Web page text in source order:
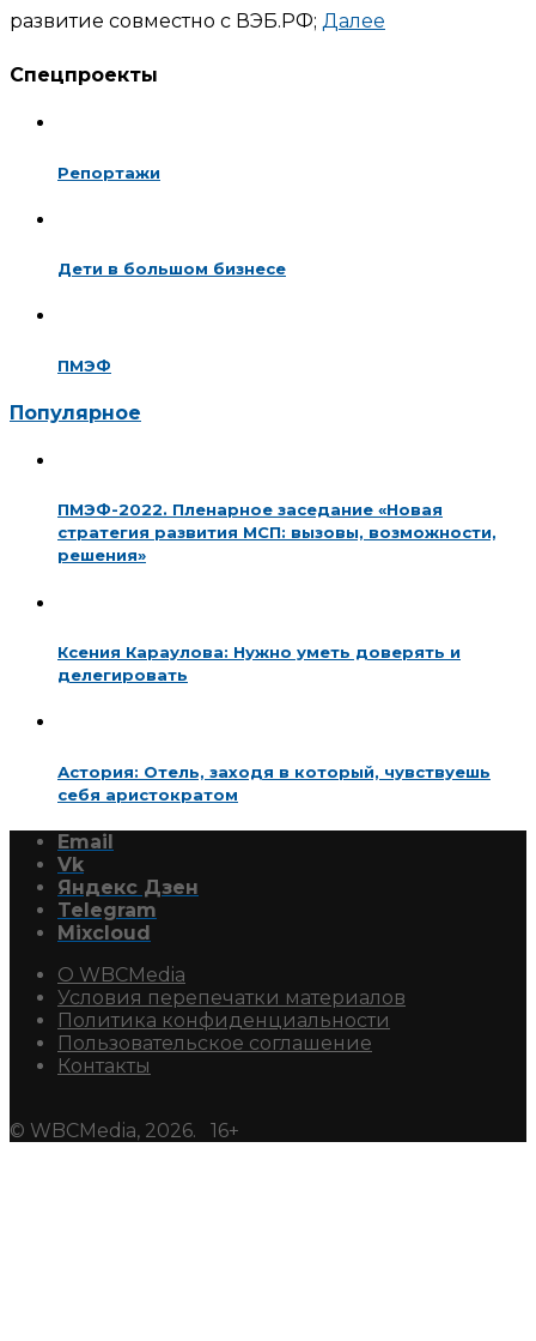
развитие совместно с ВЭБ.РФ; Далее
Спецпроекты
Репортажи
Дети в большом бизнесе
ПМЭФ
Популярное
ПМЭФ-2022. Пленарное заседание «Новая
стратегия развития МСП: вызовы, возможности,
решения»
Ксения Караулова: Нужно уметь доверять и
делегировать
Астория: Отель, заходя в который, чувствуешь
себя аристократом
Email
Vk
Яндекс Дзен
Telegram
Mixcloud
О WBCMedia
Условия перепечатки материалов
Политика конфиденциальности
Пользовательское соглашение
Контакты
© WBCMedia, 2026. 16+